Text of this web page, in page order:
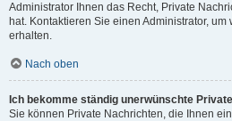
Administrator Ihnen das Recht, Private
hat. Kontaktieren Sie einen Administrator,
erhalten.
Nach oben
Ich bekomme ständig unerwünschte
Sie können Private Nachrichten, die Ihnen